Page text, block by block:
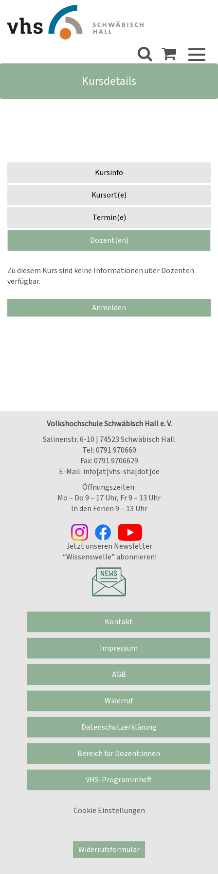
Kursdetails
Kursinfo
Kursort(e)
Termin(e)
Dozent(en)
Zu diesem Kurs sind keine Informationen über Dozenten
verfügbar.
Anmelden
Volkshochschule Schwäbisch Hall e. V.
Salinenstr. 6-10 | 74523 Schwäbisch Hall
Tel:0791.970660
Fax: 0791.9706629
E-Mail: info[at]vhs-sha[dot]de
Öffnungszeiten:
Mo – Do 9 – 17 Uhr, Fr 9 – 13 Uhr
In den Ferien 9 – 13 Uhr
Jetzt unseren Newsletter
“Wissenswelle” abonnieren!
Kontakt
Impressum
AGB
Widerruf
Datenschutzerklärung
Bereich für Dozent:innen
VHS-Programmheft
Cookie Einstellungen
Widerrufsformular